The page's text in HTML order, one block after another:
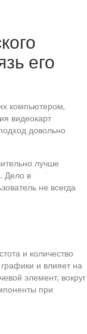
его
компьютером,
видеокарт
довольно
лучше
Дело в
не всегда
и количество
и влияет на
элемент, вокруг
при